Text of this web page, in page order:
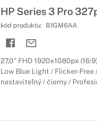
HP Series 3 Pro
kód produktu: B1GM6AA
27,0" FHD 1920x1080px
Low Blue Light / Flicker-Free
nastaviteľný / čierny /